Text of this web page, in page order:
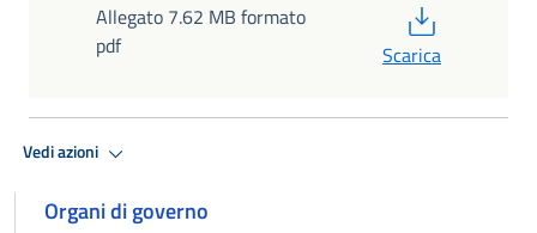
Allegato 7.62 MB formato
pdf
Scarica
Vedi azioni
Organi di governo